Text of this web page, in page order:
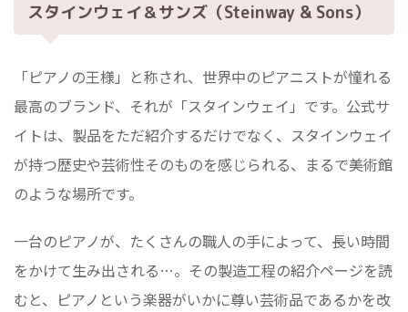
スタインウェイ＆サンズ（Steinway & Sons）
「ピアノの王様」と称され、世界中のピアニストが憧れる
最高のブランド、それが「スタインウェイ」です。公式サ
イトは、製品をただ紹介するだけでなく、スタインウェイ
が持つ歴史や芸術性そのものを感じられる、まるで美術館
のような場所です。
一台のピアノが、たくさんの職人の手によって、長い時間
をかけて生み出される…。その製造工程の紹介ページを読
むと、ピアノという楽器がいかに尊い芸術品であるかを改